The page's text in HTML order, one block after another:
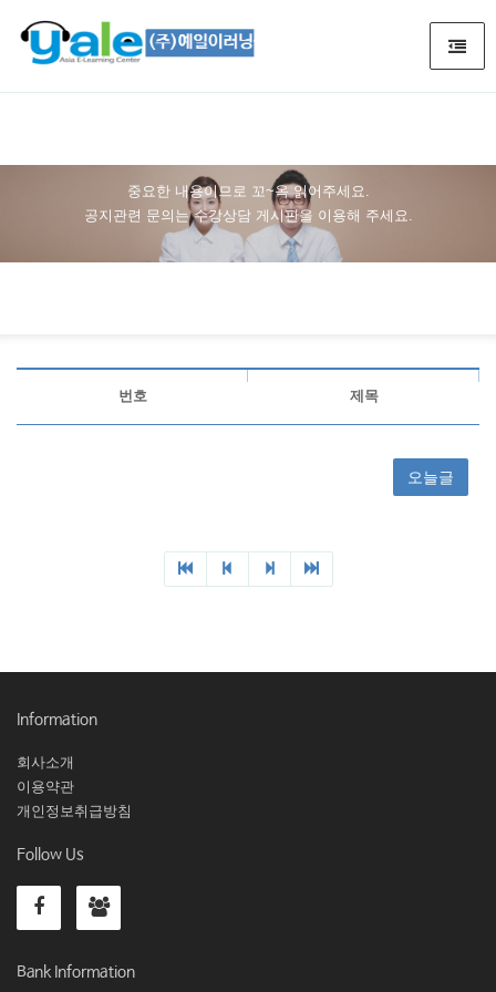
중요한 내용이므로 꼬~옥 읽어주세요.
공지관련 문의는 수강상담 게시판을 이용해 주세요.
번호 제목
오늘글
Information
회사소개
이용약관
개인정보취급방침
Follow Us
Bank Information